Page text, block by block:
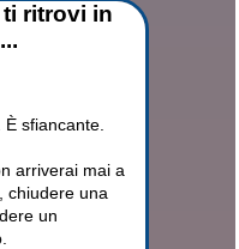
ritrovi in
sfiancante.
arriverai mai a
chiudere una
un